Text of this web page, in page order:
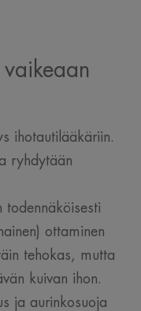
ihotautilääkäriin.
ryhdytään
todennäköisesti
ottaminen
tehokas, mutta
kuivan ihon.
ja aurinkosuoja